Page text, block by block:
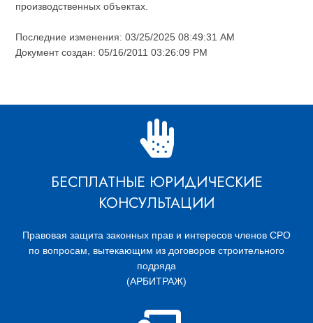
производственных объектах.
Последние изменения: 03/25/2025 08:49:31 AM
Документ создан: 05/16/2011 03:26:09 PM
БЕСПЛАТНЫЕ ЮРИДИЧЕСКИЕ
КОНСУЛЬТАЦИИ
Правовая защита законных прав и интересов членов СРО
по вопросам, вытекающим из договоров строительного
подряда
(АРБИТРАЖ)